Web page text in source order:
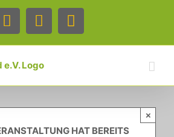
FacebookInstagram
Telefon
HAT BEREITS
×